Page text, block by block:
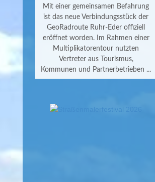
Mit einer gemeinsamen Befahrung
ist das neue Verbindungsstück der
GeoRadroute Ruhr-Eder offiziell
eröffnet worden. Im Rahmen einer
Multiplikatorentour nutzten
Vertreter aus Tourismus,
Kommunen und Partnerbetrieben ...